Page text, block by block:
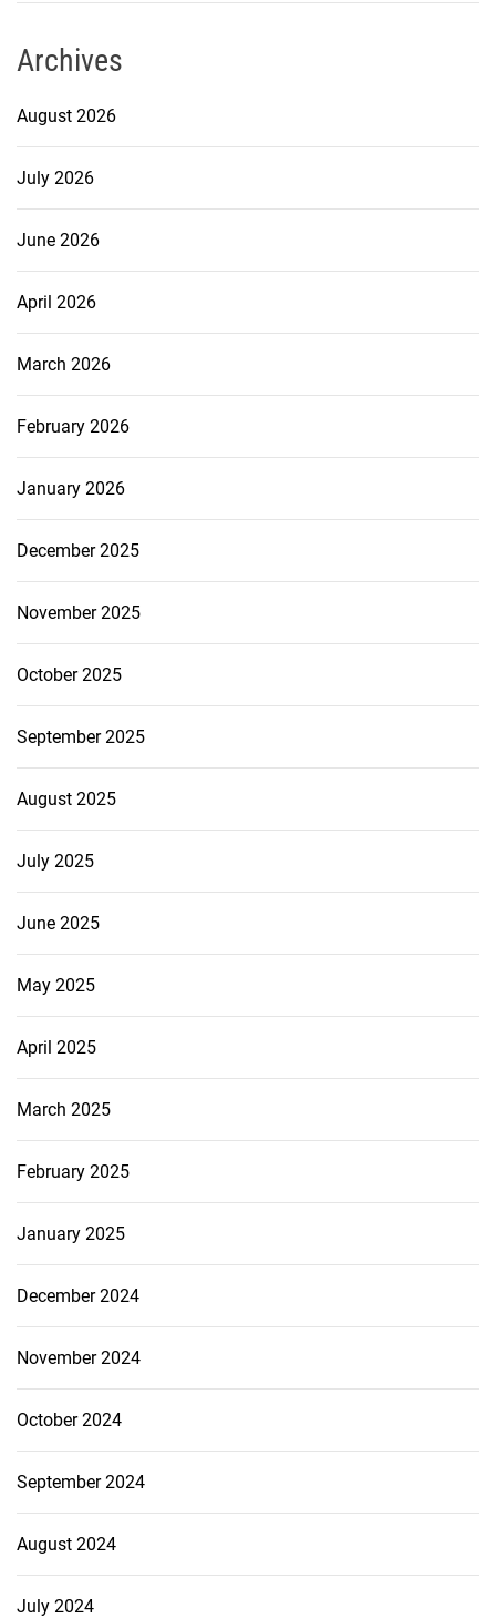
Archives
August 2026
July 2026
June 2026
April 2026
March 2026
February 2026
January 2026
December 2025
November 2025
October 2025
September 2025
August 2025
July 2025
June 2025
May 2025
April 2025
March 2025
February 2025
January 2025
December 2024
November 2024
October 2024
September 2024
August 2024
July 2024